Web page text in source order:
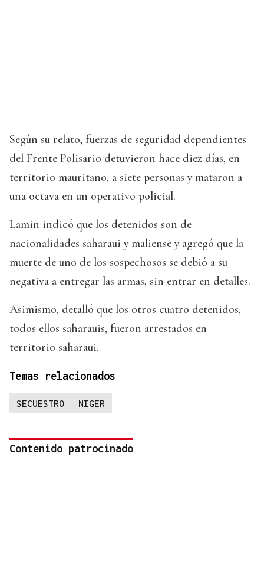
Según su relato, fuerzas de seguridad dependientes
del Frente Polisario detuvieron hace diez días, en
territorio mauritano, a siete personas y mataron a
una octava en un operativo policial.
Lamin indicó que los detenidos son de
nacionalidades saharaui y maliense y agregó que la
muerte de uno de los sospechosos se debió a su
negativa a entregar las armas, sin entrar en detalles.
Asimismo, detalló que los otros cuatro detenidos,
todos ellos saharauis, fueron arrestados en
territorio saharaui.
Temas relacionados
SECUESTRO NIGER
Contenido patrocinado